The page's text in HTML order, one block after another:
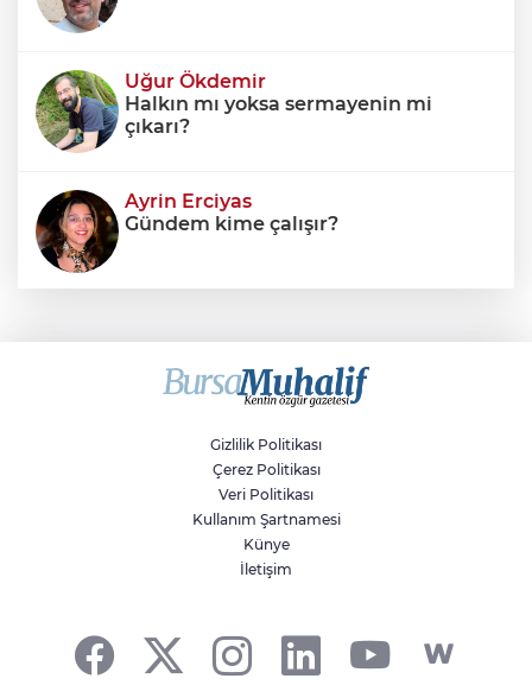
Uğur Ökdemir
Halkın mı yoksa sermayenin mi
çıkarı?
Ayrin Erciyas
Gündem kime çalışır?
Savaşların gölgesinde engellilik,
doğa ve kaybedilen gelecek
Gizlilik Politikası
Çerez Politikası
Veri Politikası
Kullanım Şartnamesi
Künye
İletişim